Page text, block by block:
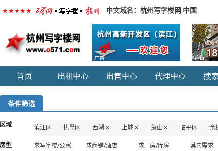
中文域名：杭州写字楼网.中国
首页 出租中心 出售中心 代理中心 搜
条件筛选
区域 滨江区 拱墅区 西湖区 上城区 萧山区 临平区 余
房型 求写字楼/公寓 求商铺/酒店 求厂房/库房
其它需求